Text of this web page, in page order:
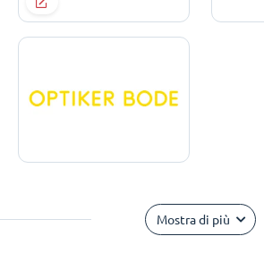
Mostra di più